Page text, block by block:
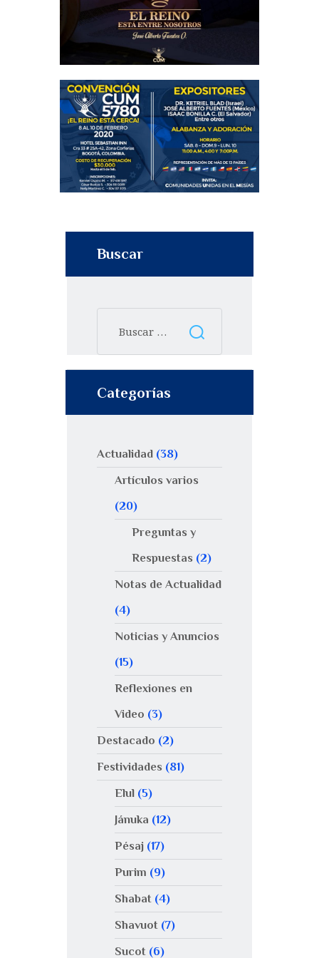
Buscar
Categorías
Actualidad (38)
Artículos varios
(20)
Preguntas y
Respuestas (2)
Notas de Actualidad
(4)
Noticias y Anuncios
(15)
Reflexiones en
Video (3)
Destacado (2)
Festividades (81)
Elul(5)
Jánuka (12)
Pésaj(17)
Purim (9)
Shabat(4)
Shavuot(7)
Sucot(6)